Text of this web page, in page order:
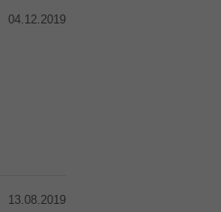
04.12.2019
13.08.2019